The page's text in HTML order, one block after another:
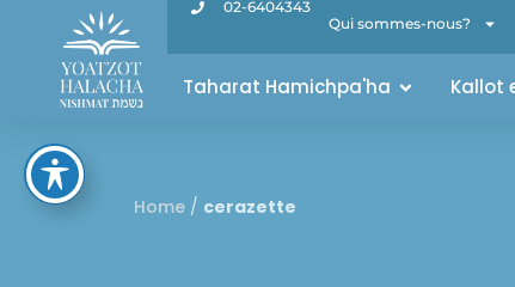
02-6404343
Qui sommes-nous?
Taharat Hamichpa'ha Kallot
Home / cerazette